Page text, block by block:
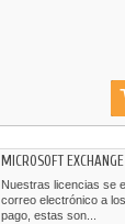
MICROSOFT
Nuestras licencias se
correo electrónico a
pago, estas son...